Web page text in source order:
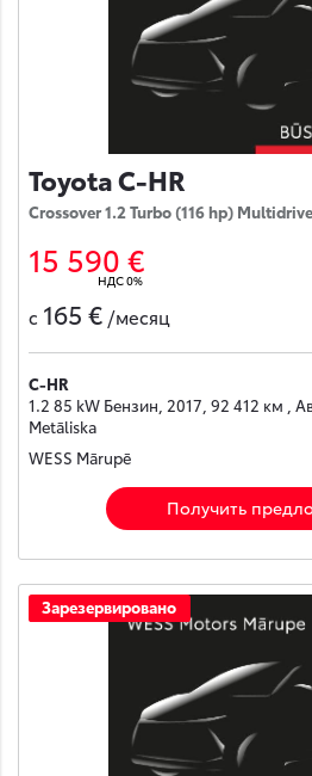
Toyota C-HR
Crossover 1.2 Turbo (116 hp)
15 590 €
НДС 0%
с 165 € /месяц
C-HR
1.2 85 kW Бензин, 2017, 92 412 км ,
Metāliska
WESS Mārupē
Получить
Зарезервировано